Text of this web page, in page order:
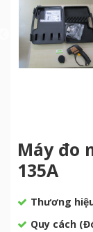
Máy đo
135A
Thương
Quy cách